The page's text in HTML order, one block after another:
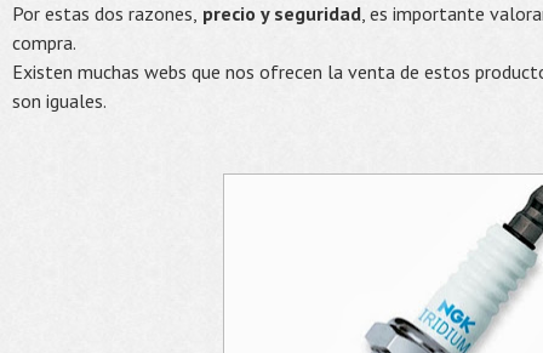
Por estas dos razones, precio y seguridad, es importante
compra.
Existen muchas webs que nos ofrecen la venta de estos
son iguales.